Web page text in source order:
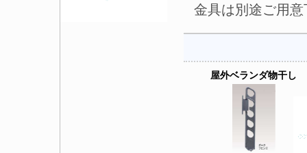
金具は別途ご用
屋外ベランダ物干し